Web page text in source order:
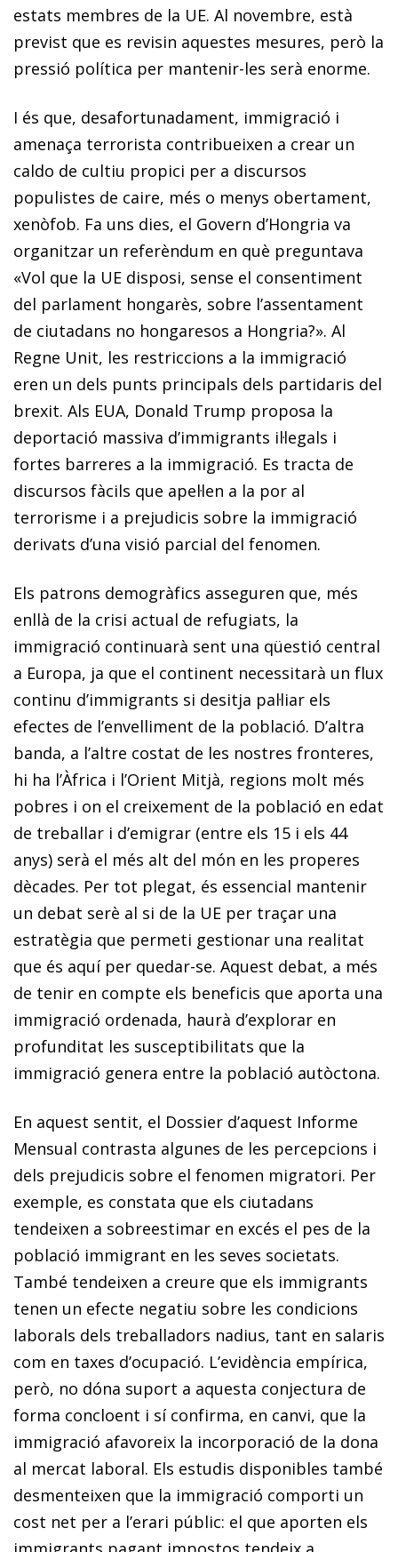
estats membres de la UE. Al novembre, està
previst que es revisin aquestes mesures, però la
pressió política per mantenir-les serà enorme.
I és que, desafortunadament, immigració i
amenaça terrorista contribueixen a crear un
caldo de cultiu propici per a discursos
populistes de caire, més o menys obertament,
xenòfob. Fa uns dies, el Govern d’Hongria va
organitzar un referèndum en què preguntava
«Vol que la UE disposi, sense el consentiment
del parlament hongarès, sobre l’assentament
de ciutadans no hongaresos a Hongria?». Al
Regne Unit, les restriccions a la immigració
eren un dels punts principals dels partidaris del
brexit. Als EUA, Donald Trump proposa la
deportació massiva d’immigrants il·legals i
fortes barreres a la immigració. Es tracta de
discursos fàcils que apel·len a la por al
terrorisme i a prejudicis sobre la immigració
derivats d’una visió parcial del fenomen.
Els patrons demogràfics asseguren que, més
enllà de la crisi actual de refugiats, la
immigració continuarà sent una qüestió central
a Europa, ja que el continent necessitarà un flux
continu d’immigrants si desitja pal·liar els
efectes de l’envelliment de la població. D’altra
banda, a l’altre costat de les nostres fronteres,
hi ha l’Àfrica i l’Orient Mitjà, regions molt més
pobres i on el creixement de la població en edat
de treballar i d’emigrar (entre els 15 i els 44
anys) serà el més alt del món en les properes
dècades. Per tot plegat, és essencial mantenir
un debat serè al si de la UE per traçar una
estratègia que permeti gestionar una realitat
que és aquí per quedar-se. Aquest debat, a més
de tenir en compte els beneficis que aporta una
immigració ordenada, haurà d’explorar en
profunditat les susceptibilitats que la
immigració genera entre la població autòctona.
En aquest sentit, el Dossier d’aquest Informe
Mensual contrasta algunes de les percepcions i
dels prejudicis sobre el fenomen migratori. Per
exemple, es constata que els ciutadans
tendeixen a sobreestimar en excés el pes de la
població immigrant en les seves societats.
També tendeixen a creure que els immigrants
tenen un efecte negatiu sobre les condicions
laborals dels treballadors nadius, tant en salaris
com en taxes d’ocupació. L’evidència empírica,
però, no dóna suport a aquesta conjectura de
forma concloent i sí confirma, en canvi, que la
immigració afavoreix la incorporació de la dona
al mercat laboral. Els estudis disponibles també
desmenteixen que la immigració comporti un
cost net per a l’erari públic: el que aporten els